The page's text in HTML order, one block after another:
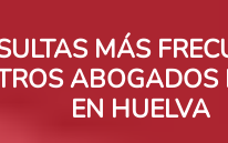
MÁS
ABOGADOS
EN HUELVA